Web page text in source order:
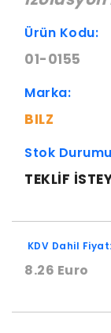
Ürün Kodu:
01-0155
Marka:
BILZ
Stok
TEKLIF
KDV Dahil Fiyat:
8.26 Euro